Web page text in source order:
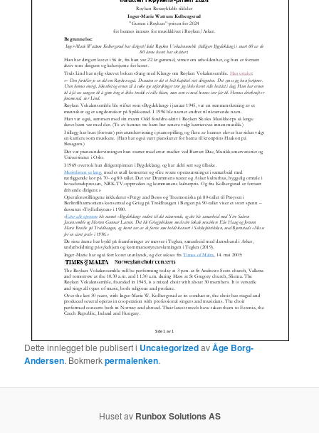
Dette innlegget ble publisert i UncategorizedavÅge Borg-
Andersen. Bokmerkpermalenken.
Huset av Runbox Solutions AS